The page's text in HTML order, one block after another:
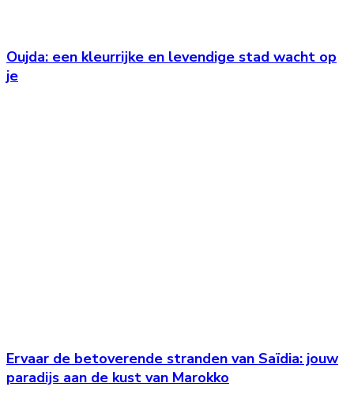
Oujda: een kleurrijke en levendige stad wacht op
je
Ervaar de betoverende stranden van Saïdia: jouw
paradijs aan de kust van Marokko